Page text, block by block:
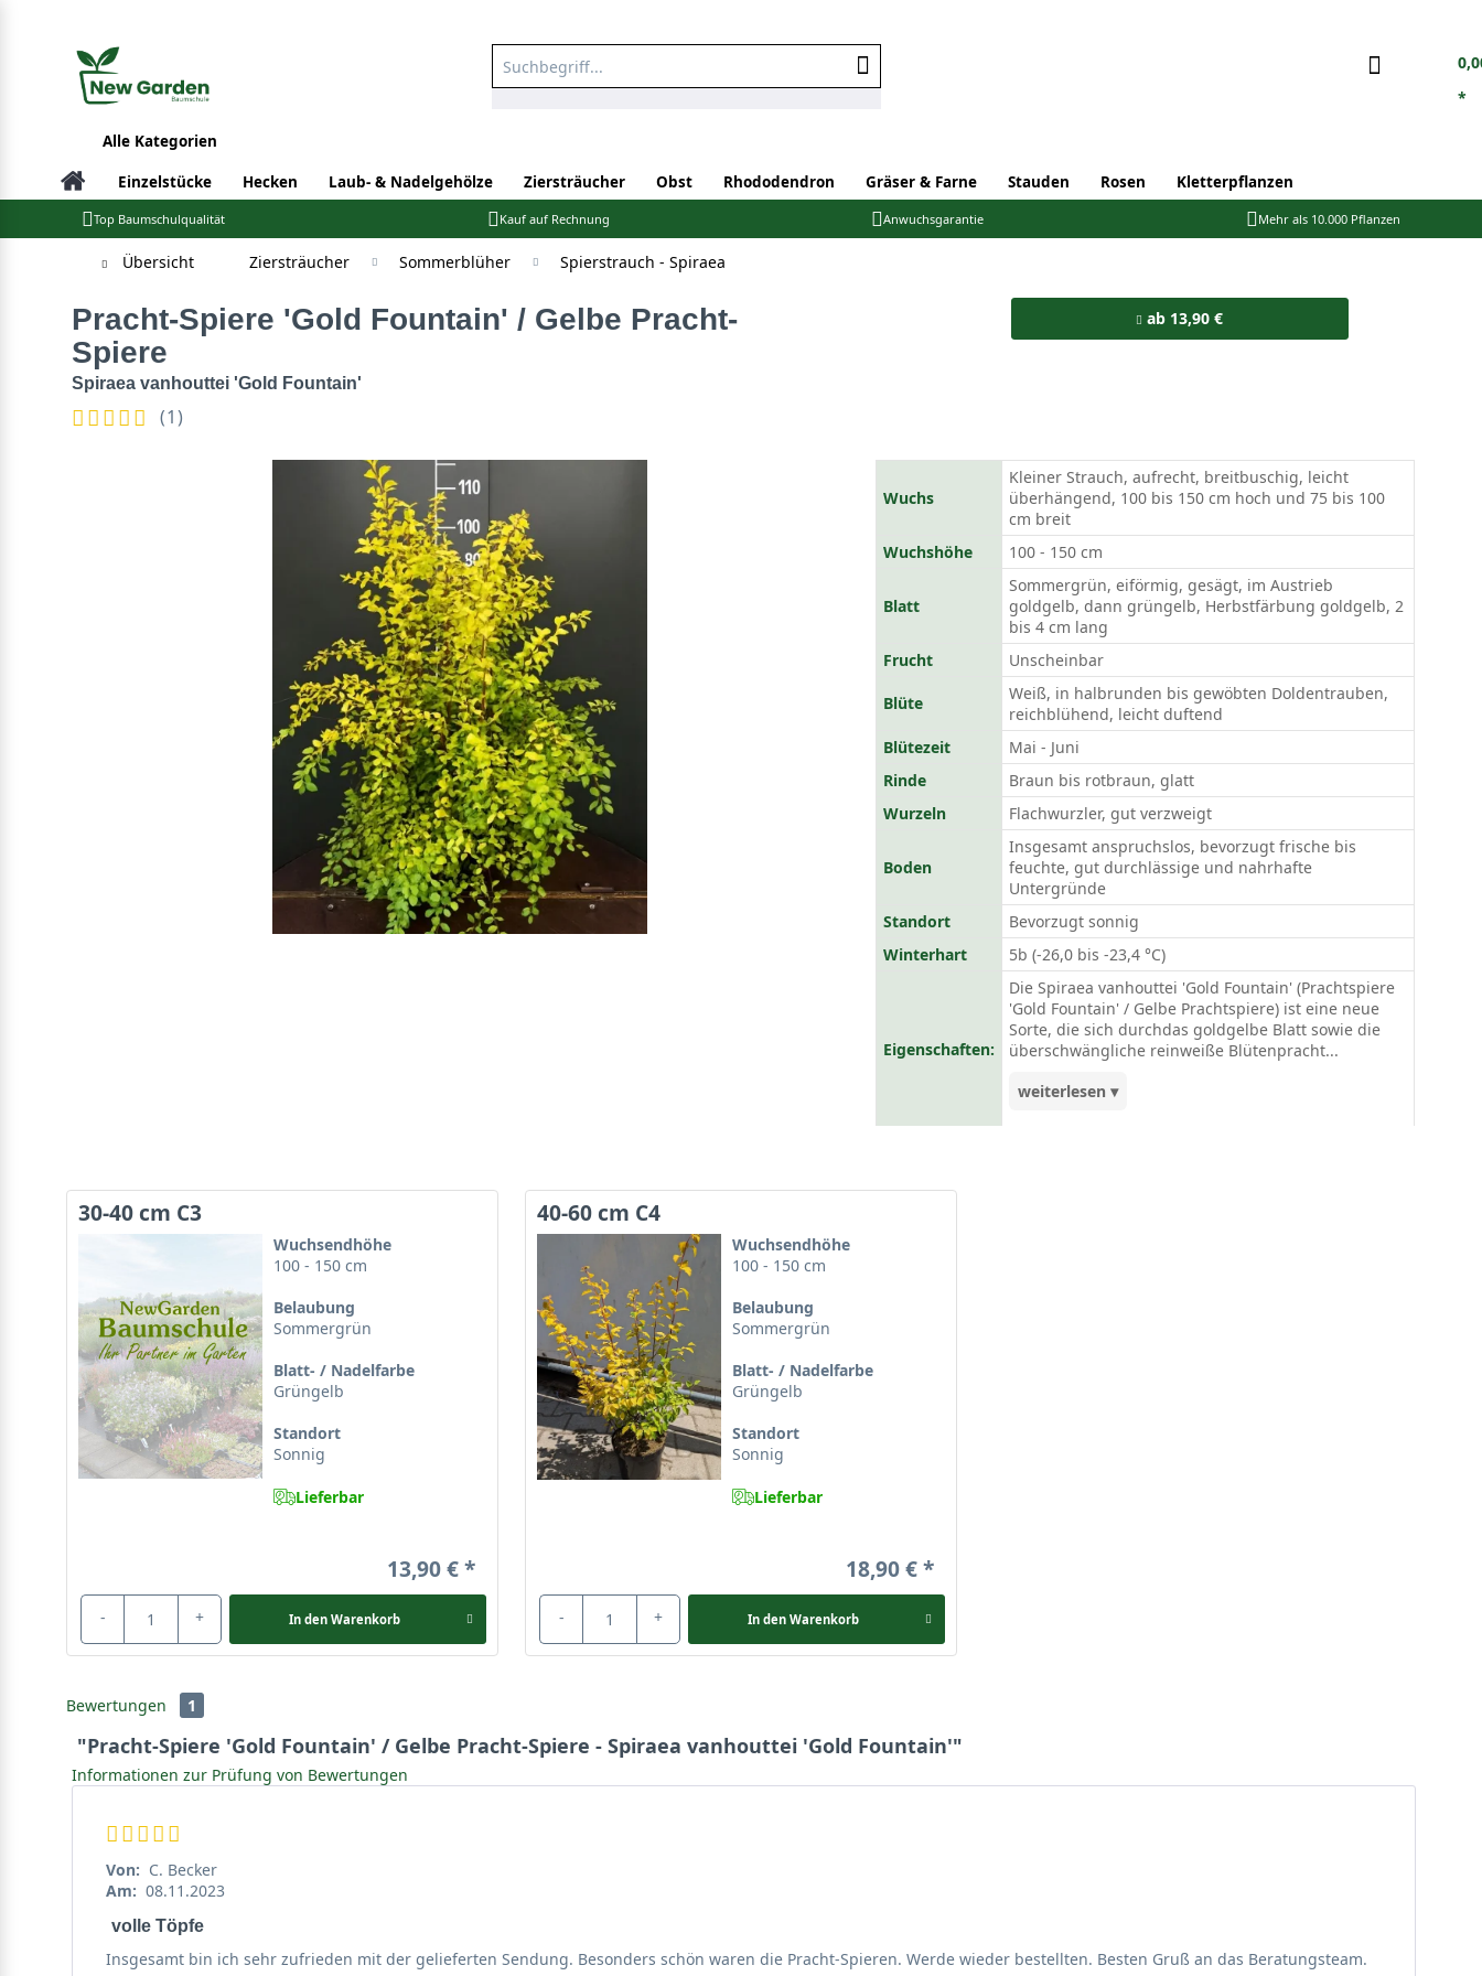
*
Alle Kategorien
Einzelstücke Hecken Laub- & Nadelgehölze Ziersträucher Obst Rhododendron Gräser & Farne Stauden Rosen Kletterpflanzen
Top Baumschulqualität Kauf auf Rechnung Anwuchsgarantie Mehr als 10.000 Pflanzen
Übersicht Ziersträucher Sommerblüher Spierstrauch - Spiraea
Pracht-Spiere 'Gold Fountain' / Gelbe Pracht-
Spiere
Spiraea vanhouttei 'Gold Fountain'
(1)
ab 13,90 €
Wuchs
Kleiner Strauch, aufrecht, breitbuschig, leicht
überhängend, 100 bis 150 cm hoch und 75 bis 100
cm breit
Wuchshöhe
100 - 150 cm
Blatt
Sommergrün, eiförmig, gesägt, im Austrieb
goldgelb, dann grüngelb, Herbstfärbung goldgelb, 2
bis 4 cm lang
Frucht
Unscheinbar
Blüte
Weiß, in halbrunden bis gewöbten Doldentrauben,
reichblühend, leicht duftend
Blütezeit
Mai - Juni
Rinde
Braun bis rotbraun, glatt
Wurzeln
Flachwurzler, gut verzweigt
Boden
Insgesamt anspruchslos, bevorzugt frische bis
feuchte, gut durchlässige und nahrhafte
Untergründe
Standort
Bevorzugt sonnig
Winterhart
5b (-26,0 bis -23,4 °C)
Eigenschaften:
Die Spiraea vanhouttei 'Gold Fountain' (Prachtspiere
'Gold Fountain' / Gelbe Prachtspiere) ist eine neue
Sorte, die sich durchdas goldgelbe Blatt sowie die
überschwängliche reinweiße Blütenpracht...
weiterlesen ▾
30-40 cm C3
Wuchsendhöhe
100 - 150 cm
Belaubung
Sommergrün
Blatt- / Nadelfarbe
Grüngelb
Standort
Sonnig
Lieferbar
13,90 €
- + In den Warenkorb
40-60 cm C4
Wuchsendhöhe
100 - 150 cm
Belaubung
Sommergrün
Blatt- / Nadelfarbe
Grüngelb
Standort
Sonnig
Lieferbar
18,90 €
- + In den Warenkorb
Bewertungen 1
"Pracht-Spiere 'Gold Fountain' / Gelbe Pracht-Spiere - Spiraea vanhouttei 'Gold Fountain'"
Informationen zur Prüfung von Bewertungen
Von: C. Becker
Am: 08.11.2023
volle Töpfe
Insgesamt bin ich sehr zufrieden mit der gelieferten Sendung. Besonders schön waren die Pracht-Spieren. Werde wieder bestellten. Besten Gruß an das Beratungsteam.